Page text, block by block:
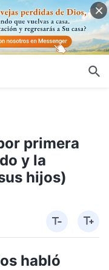
primera
y la
hijos)
habló